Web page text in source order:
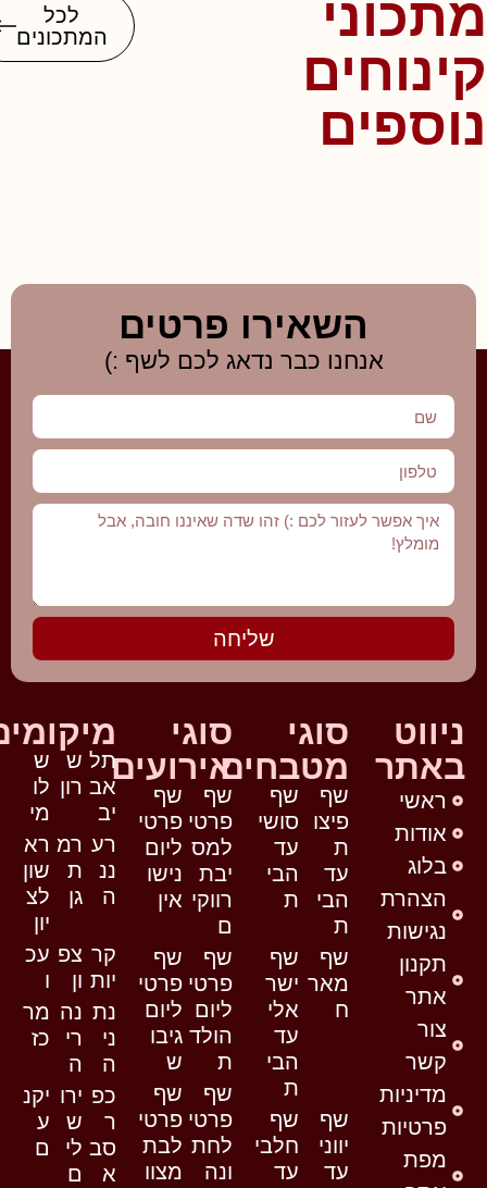
מתכוני
קינוחים
נוספים
לכל
המתכונים
השאירו פרטים
אנחנו כבר נדאג לכם לשף :)
שליחה
ניווט
באתר
ראשי
אודות
בלוג
הצהרת
נגישות
תקנון
אתר
צור
קשר
מדיניות
פרטיות
מפת
סוגי
מטבחים
שף
פיצו
ת
עד
הבי
ת
שף
סושי
עד
הבי
ת
שף
מאר
ח
שף
ישר
אלי
עד
הבי
ת
שף
יווני
עד
שף
חלבי
עד
סוגי
אירועים
שף
פרטי
למס
יבת
רווקי
ם
שף
פרטי
ליום
נישו
אין
שף
פרטי
ליום
הולד
ת
שף
פרטי
ליום
גיבו
ש
שף
פרטי
לחת
ונה
שף
פרטי
לבת
מצוו
תל
אב
יב
ש
רון
ש
לו
מי
רע
ננ
ה
רמ
ת
גן
רא
שון
לצ
יון
קר
יות
צפ
ון
עכ
ו
נת
ני
ה
נה
רי
ה
מר
כז
כפ
ר
סב
א
ירו
ש
לי
ם
יקנ
ע
ם